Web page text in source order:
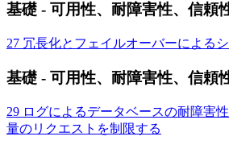
基礎 - 可用性、耐障害性、信頼
27 冗長化とフェイルオーバーによる
基礎 - 可用性、耐障害性、信頼
29 ログによるデータベースの耐障害
量のリクエストを制限する